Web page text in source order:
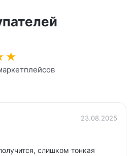
★
23.08.2025
слишком тонкая